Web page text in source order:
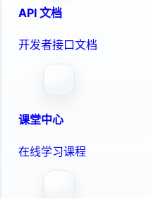
API 文档
开发者接口文档
课堂中心
在线学习课程